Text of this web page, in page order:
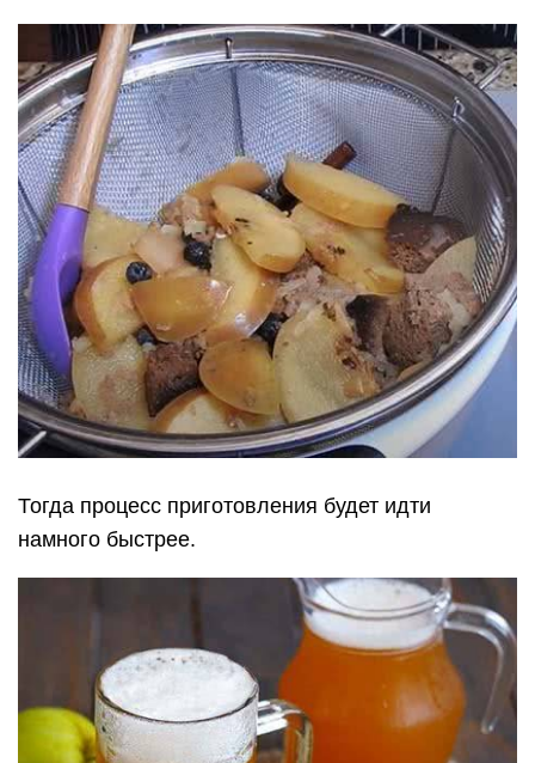
Тогда процесс приготовления будет идти
намного быстрее.